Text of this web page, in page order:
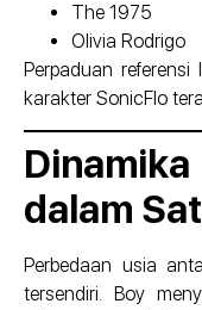
The 1975
Olivia Rodrigo
Perpaduan
karakter SonicFlo
dalam
Perbedaan usia
tersendiri. Boy